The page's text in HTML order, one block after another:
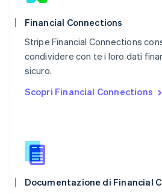
Financial Connections
Stripe Financial Connections
condividere con te i loro dati
sicuro.
Scopri Financial Connections
Documentazione di Financial
Portogallo
Português English
English简体中文
Regno Unito
English
English
Slovacchia
English
Slovenia